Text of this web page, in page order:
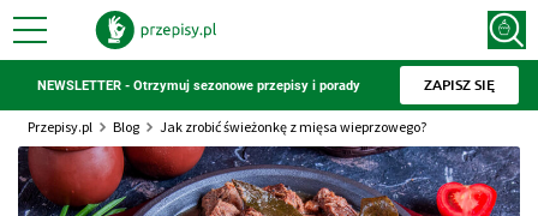
NEWSLETTER - Otrzymuj sezonowe przepisy i porady ZAPISZ SIĘ
Przepisy.pl Blog Jak zrobić świeżonkę z mięsa wieprzowego?